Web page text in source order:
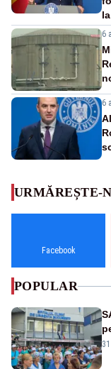
6
6
URMĂREȘTE-
Facebook
POPULAR